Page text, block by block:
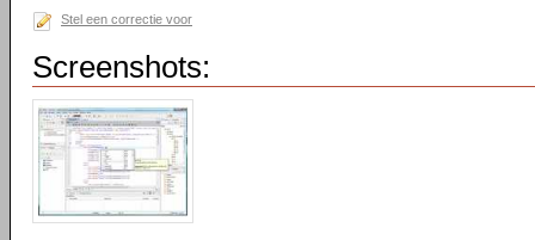
Stel een correctie voor
Screenshots: